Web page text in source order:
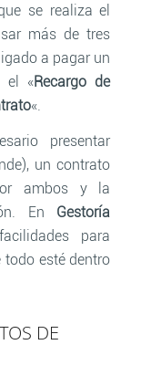
se realiza el
más de tres
a pagar un
el «Recargo de
«.
presentar
un contrato
ambos y la
En Gestoría
para
esté dentro
DE